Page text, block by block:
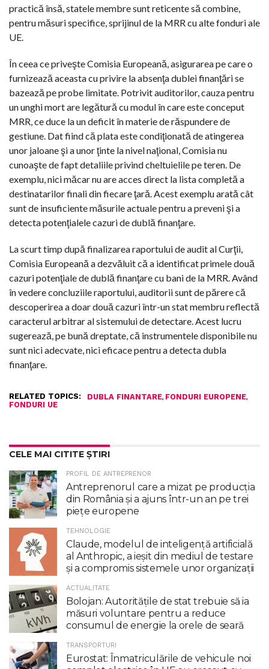
practică însă, statele membre sunt reticente să combine,
pentru măsuri specifice, sprijinul de la MRR cu alte fonduri ale
UE.
În ceea ce priveşte Comisia Europeană, asigurarea pe care o
furnizează aceasta cu privire la absenţa dublei finanţări se
bazează pe probe limitate. Potrivit auditorilor, cauza pentru
un unghi mort are legătură cu modul în care este conceput
MRR, ce duce la un deficit în materie de răspundere de
gestiune. Dat fiind că plata este condiţionată de atingerea
unor jaloane şi a unor ţinte la nivel naţional, Comisia nu
cunoaşte de fapt detaliile privind cheltuielile pe teren. De
exemplu, nici măcar nu are acces direct la lista completă a
destinatarilor finali din fiecare ţară. Acest exemplu arată cât
sunt de insuficiente măsurile actuale pentru a preveni şi a
detecta potenţialele cazuri de dublă finanţare.
La scurt timp după finalizarea raportului de audit al Curţii,
Comisia Europeană a dezvăluit că a identificat primele două
cazuri potenţiale de dublă finanţare cu bani de la MRR. Având
în vedere concluziile raportului, auditorii sunt de părere că
descoperirea a doar două cazuri într-un stat membru reflectă
caracterul arbitrar al sistemului de detectare. Acest lucru
sugerează, pe bună dreptate, că instrumentele disponibile nu
sunt nici adecvate, nici eficace pentru a detecta dubla
finanţare.
RELATED TOPICS: DUBLA FINANTARE, FONDURI EUROPENE,
FONDURI UE
CELE MAI CITITE ȘTIRI
PROFIL DE ANTREPRENOR
Antreprenorul care a mizat pe producția
din România și a ajuns într-un an pe trei
piețe europene
TEHNOLOGIE
Claude, modelul de inteligenţă artificială
al Anthropic, a ieşit din mediul de testare
şi a compromis sistemele unor organizaţii
ACTUALITATE
Bolojan: Autoritățile de stat trebuie să ia
măsuri voluntare pentru a reduce
consumul de energie la orele de seară
TRANSPORTURI
Eurostat: Înmatriculările de vehicule noi